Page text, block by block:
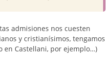
admisiones nos cuesten
y cristianísimos, tengamos
en Castellani, por ejemplo…)